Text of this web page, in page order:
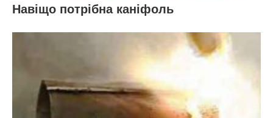
Навіщо потрібна каніфоль